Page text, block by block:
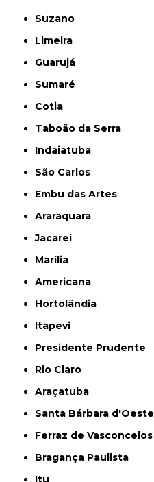
Suzano
Limeira
Guarujá
Sumaré
Cotia
Taboão da Serra
Indaiatuba
São Carlos
Embu das Artes
Araraquara
Jacareí
Marília
Americana
Hortolândia
Itapevi
Presidente Prudente
Rio Claro
Araçatuba
Santa Bárbara d'Oeste
Ferraz de Vasconcelos
Bragança Paulista